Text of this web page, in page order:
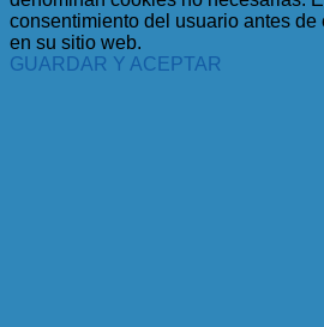
consentimiento del usuario antes
en su sitio web.
GUARDAR Y ACEPTAR